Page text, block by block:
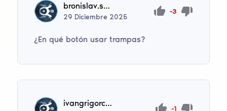
bronislav.shustrov
29 Diciembre 2025
-3
¿En qué botón usar trampas?
ivangrigorcuk595
-1